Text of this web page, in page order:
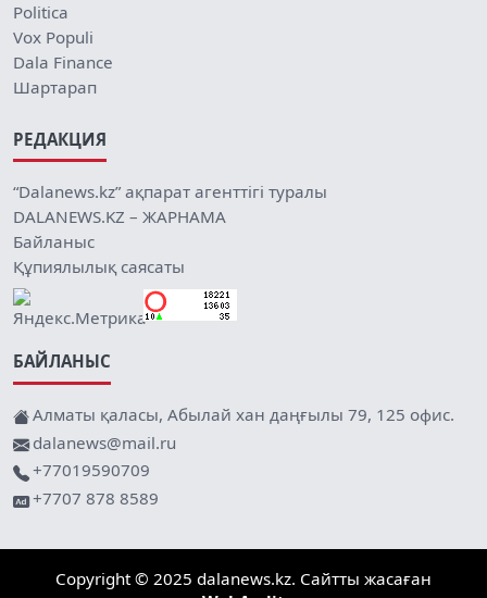
Politica
Vox Populi
Dala Finance
Шартарап
РЕДАКЦИЯ
“Dalanews.kz” ақпарат агенттігі туралы
DALANEWS.KZ – ЖАРНАМА
Байланыс
Құпиялылық саясаты
БАЙЛАНЫС
Алматы қаласы, Абылай хан даңғылы 79, 125 офис.
dalanews@mail.ru
+77019590709
+7707 878 8589
Copyright © 2025 dalanews.kz. Сайтты жасаған